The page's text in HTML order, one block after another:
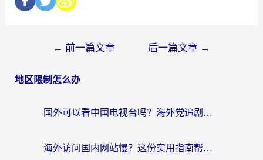
← 前一篇文章 后一篇文章 →
地区限制怎么办
国外可以看中国电视台吗？海外党追剧看片的终极解决方案来了
海外访问国内网站慢？这份实用指南帮你无缝解锁国内资源（附加速器选择技巧）